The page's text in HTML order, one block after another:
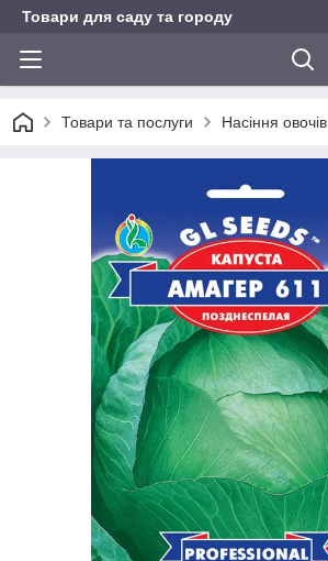
Товари для саду та городу
Товари та послуги Насіння овочів